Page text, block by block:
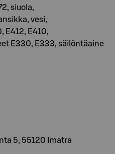
siuola,
vesi,
E412, E410,
E330, E333, säilöntäaine
5, 55120 Imatra